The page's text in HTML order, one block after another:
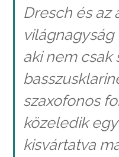
Dresch és az
világnagyság
aki nem csak
szaxofonos
közeledik
kisvártatva